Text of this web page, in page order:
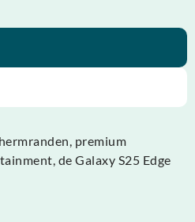
premium
de Galaxy S25 Edge